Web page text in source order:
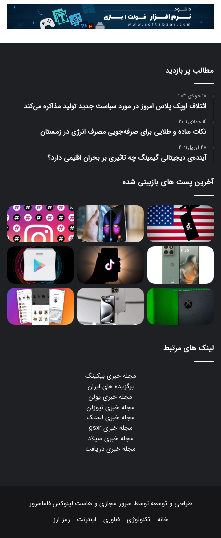
مطالب پر بازدید
18 جولای 2021
ائتلاف اوپک پلاس امروز در مورد سیاست جدید تولید مذاکره می‌کند
14 جولای 2021
نکات ساده و طلایی برای صرفه‌جویی مصرف انرژی در زمستان
28 آوریل 2021
آینده‌ی دیجیتالی گیمینگ چه تاثیری بر بحران اقلیمی دارد؟
آخرین پست های بازبینی شده
لینک های مرتبط
مجله خبری بیکینگ
برگزیده های ایران
مجله خبری یولن
مجله خبری نیوزلن
مجله خبری لستک
مجله خبری gsxr
مجله خبری سیلاد
مجله خبری دریافت
طراحی و توسعه توسط سرور مجازیو هاست لینوکسفاماسرور
خانه
تکنولوژی فناوری اینترنت رمز ارز